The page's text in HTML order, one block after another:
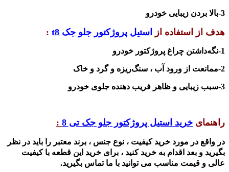
3-بالا بردن زیبایی خودرو
هدف از استفاده از استیل پروژکتور جلو جک :
1-نگه‌داشتن چراغ پروژکتور خودرو
2-ممانعت از ورود آب ، سنگ‌ریزه و گرد و خاک
3-سبب زیبایی و ظاهر فریب دهنده جلوی خودرو
راهنمای خرید استیل پروژکتور جلو جک تی 8 :
در واقع در مورد خرید کیفیت ، نوع جنس ، برند معتبر را باید در نظر
بگیرید و بعد اقدام به خرید کنید ، برای خرید این قطعه با کیفیت
عالی و قیمت مناسب می توانید با ما تماس بگیرید.